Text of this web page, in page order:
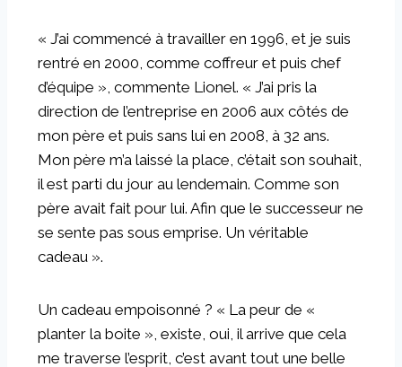
« J’ai commencé à travailler en 1996, et je suis
rentré en 2000, comme coffreur et puis chef
d’équipe », commente Lionel. « J’ai pris la
direction de l’entreprise en 2006 aux côtés de
mon père et puis sans lui en 2008, à 32 ans.
Mon père m’a laissé la place, c’était son souhait,
il est parti du jour au lendemain. Comme son
père avait fait pour lui. Afin que le successeur ne
se sente pas sous emprise. Un véritable
cadeau ».
Un cadeau empoisonné ? « La peur de «
planter la boite », existe, oui, il arrive que cela
me traverse l’esprit, c’est avant tout une belle